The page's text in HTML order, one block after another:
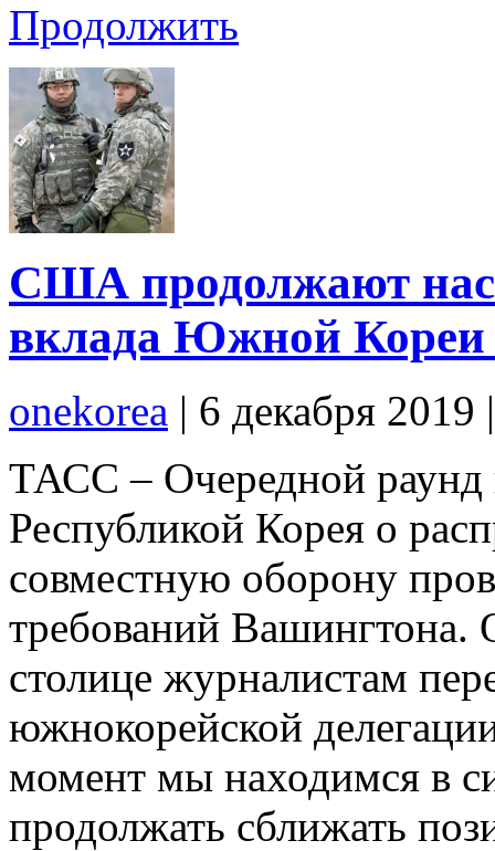
Продолжить
США продолжают
вклада Южной Кореи
onekorea | 6 декабря 2019
ТАСС – Очередной
Республикой Корея о
совместную оборону
требований Вашингтона.
столице журналистам
южнокорейской
момент мы находимся в
продолжать сближать